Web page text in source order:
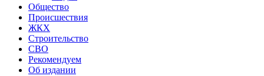
Общество
Происшествия
ЖКХ
Строительство
СВО
Рекомендуем
Об издании